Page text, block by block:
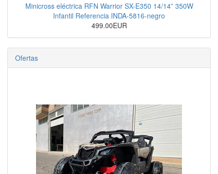
Minicross eléctrica RFN Warrior SX-E350 14/14” 350W
Infantil Referencia INDA-5816-negro
499.00EUR
Ofertas